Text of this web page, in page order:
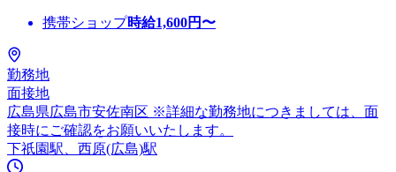
携帯ショップ時給1,600円〜
勤務地
面接地
広島県広島市安佐南区 ※詳細な勤務地につきましては、面
接時にご確認をお願いいたします。
下祇園駅、西原(広島)駅